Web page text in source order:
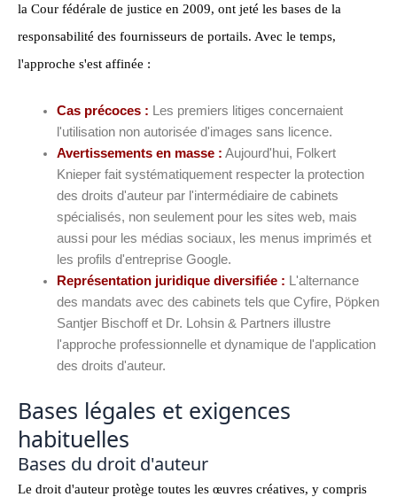
la Cour fédérale de justice en 2009, ont jeté les bases de la
responsabilité des fournisseurs de portails. Avec le temps,
l'approche s'est affinée :
Cas précoces : Les premiers litiges concernaient
l'utilisation non autorisée d'images sans licence.
Avertissements en masse : Aujourd'hui, Folkert
Knieper fait systématiquement respecter la protection
des droits d'auteur par l'intermédiaire de cabinets
spécialisés, non seulement pour les sites web, mais
aussi pour les médias sociaux, les menus imprimés et
les profils d'entreprise Google.
Représentation juridique diversifiée : L'alternance
des mandats avec des cabinets tels que Cyfire, Pöpken
Santjer Bischoff et Dr. Lohsin & Partners illustre
l'approche professionnelle et dynamique de l'application
des droits d'auteur.
Bases légales et exigences
habituelles
Bases du droit d'auteur
Le droit d'auteur protège toutes les œuvres créatives, y compris